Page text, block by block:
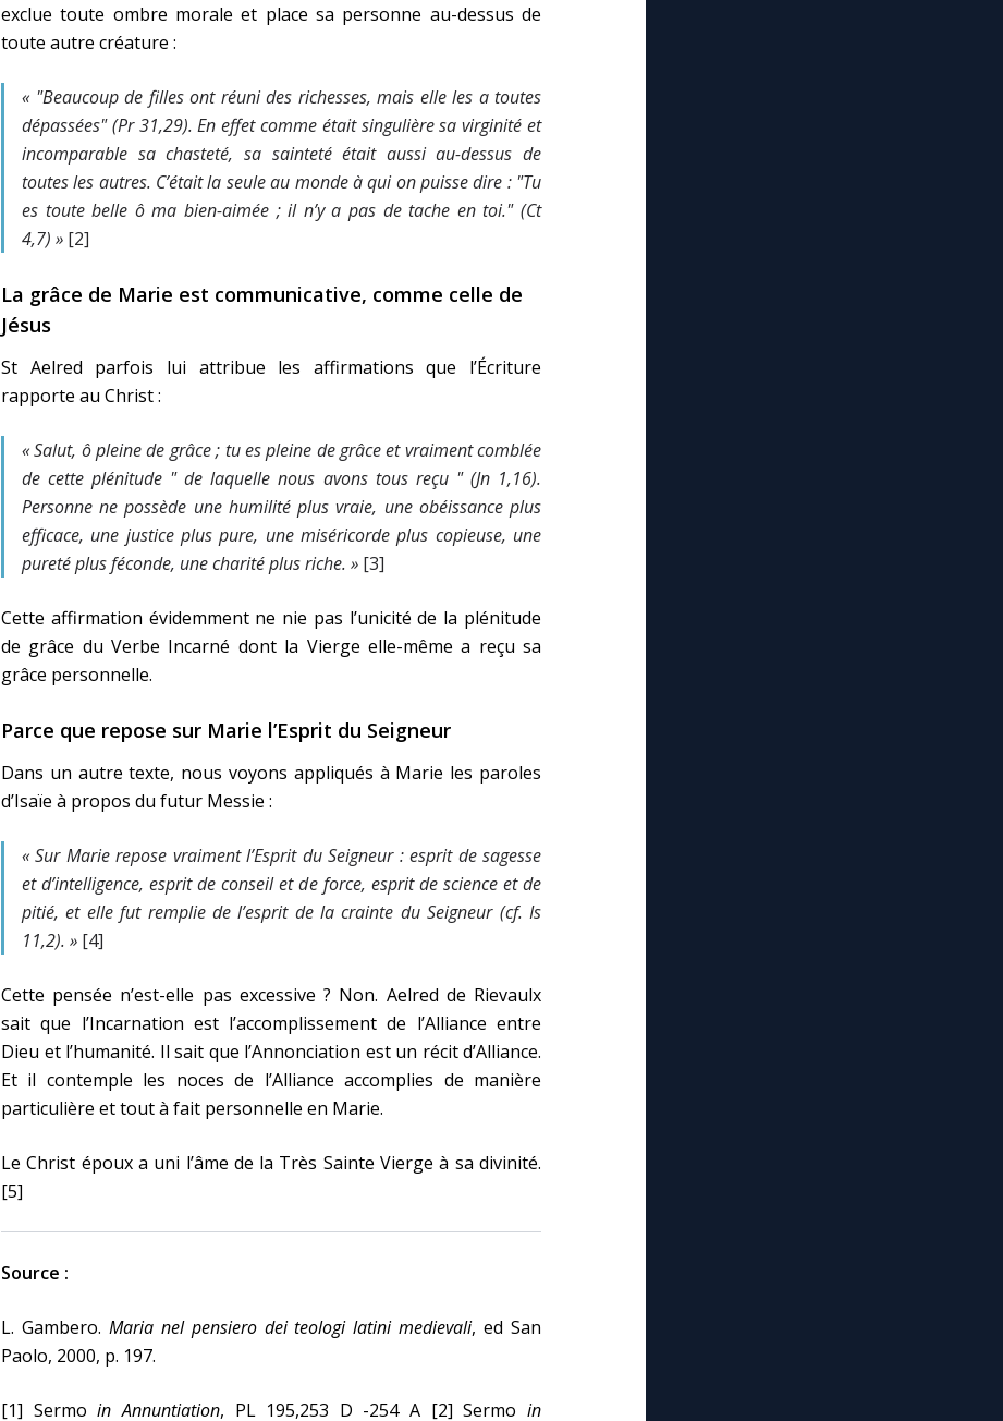
exclue toute ombre morale et place sa personne au-dessus de
toute autre créature :
« "Beaucoup de filles ont réuni des richesses, mais elle les a toutes
dépassées" (Pr 31,29). En effet comme était singulière sa virginité et
incomparable sa chasteté, sa sainteté était aussi au-dessus de
toutes les autres. C’était la seule au monde à qui on puisse dire : "Tu
es toute belle ô ma bien-aimée ; il n’y a pas de tache en toi." (Ct
4,7) » [2]
La grâce de Marie est communicative, comme celle de
Jésus
St Aelred parfois lui attribue les affirmations que l’Écriture
rapporte au Christ :
« Salut, ô pleine de grâce ; tu es pleine de grâce et vraiment comblée
de cette plénitude " de laquelle nous avons tous reçu " (Jn 1,16).
Personne ne possède une humilité plus vraie, une obéissance plus
efficace, une justice plus pure, une miséricorde plus copieuse, une
pureté plus féconde, une charité plus riche. » [3]
Cette affirmation évidemment ne nie pas l’unicité de la plénitude
de grâce du Verbe Incarné dont la Vierge elle-même a reçu sa
grâce personnelle.
Parce que repose sur Marie l’Esprit du Seigneur
Dans un autre texte, nous voyons appliqués à Marie les paroles
d’Isaïe à propos du futur Messie :
« Sur Marie repose vraiment l’Esprit du Seigneur : esprit de sagesse
et d’intelligence, esprit de conseil et de force, esprit de science et de
pitié, et elle fut remplie de l’esprit de la crainte du Seigneur (cf. Is
11,2). » [4]
Cette pensée n’est-elle pas excessive ? Non. Aelred de Rievaulx
sait que l’Incarnation est l’accomplissement de l’Alliance entre
Dieu et l’humanité. Il sait que l’Annonciation est un récit d’Alliance.
Et il contemple les noces de l’Alliance accomplies de manière
particulière et tout à fait personnelle en Marie.
Le Christ époux a uni l’âme de la Très Sainte Vierge à sa divinité.
[5]
Source :
L. Gambero. Maria nel pensiero dei teologi latini medievali, ed San
Paolo, 2000, p. 197.
[1] Sermoin Annuntiation, PL 195,253 D -254 A [2] Sermoin